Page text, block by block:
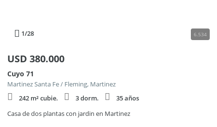
1/28 6.534
USD 380.000
Cuyo 71
Martinez Santa Fe / Fleming, Martinez
242 m² cubie.
3 dorm.
35 años
Casa de dos plantas con jardin en Martinez